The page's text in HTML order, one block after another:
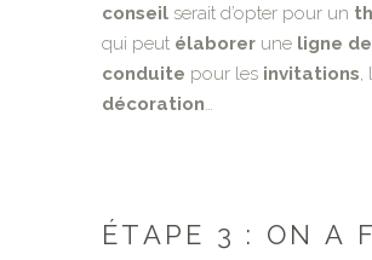
conseil serait d’opter pour un
qui peut élaborer une ligne de
conduite pour les invitations,
décoration…
ÉTAPE 3 : ON A